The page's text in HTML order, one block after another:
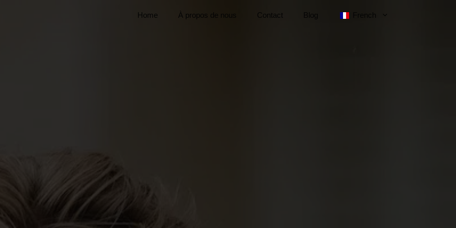
Home À propos de nous Contact Blog